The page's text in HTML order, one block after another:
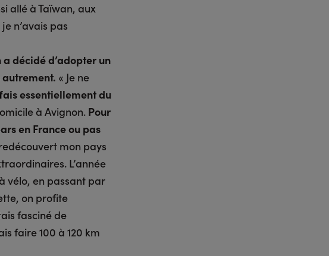
allé à Taïwan, aux
n’avais pas
décidé d’adopter un
« Je ne
essentiellement du
à Avignon.Pour
en France ou pas
mon pays
L’année
vélo, en passant par
on profite
fasciné de
faire 100 à 120 km